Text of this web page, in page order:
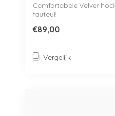
Comfortabele Velver
fauteui!
€89,00
Vergelijk